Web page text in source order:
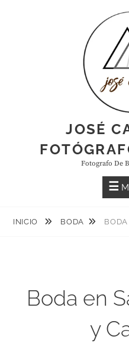
JOSÉ
Fotografo De
INICIO BODA
Boda en
y